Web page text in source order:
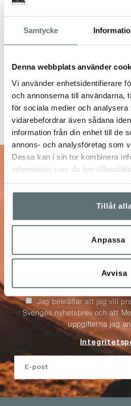
Samtycke
Denna webbplats använder
Vi använder enhetsidentifierare
och annonserna till användarna,
för sociala medier och analysera
vidarebefordrar även sådana
information från din enhet till de
annons- och analysföretag som
Dessa kan i sin tur kombinera
information som du har
Tillåt
Anpassa
Avvisa
10% på
Anmäl dig till vårt
kampanjer, nyheter,
Jag bekräftar att jag vill
Sveriges nyhetsbrev och att
uppgifterna jag